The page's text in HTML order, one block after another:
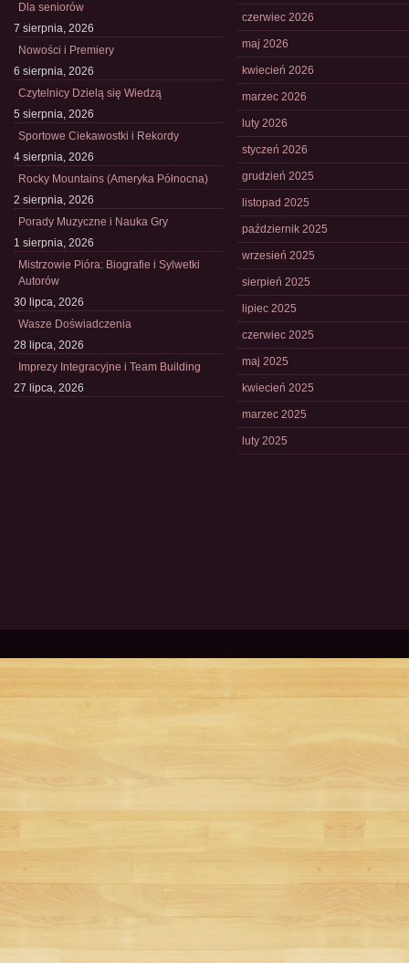
Dla seniorów
7 sierpnia, 2026
Nowości i Premiery
6 sierpnia, 2026
Czytelnicy Dzielą się Wiedzą
5 sierpnia, 2026
Sportowe Ciekawostki i Rekordy
4 sierpnia, 2026
Rocky Mountains (Ameryka Północna)
2 sierpnia, 2026
Porady Muzyczne i Nauka Gry
1 sierpnia, 2026
Mistrzowie Pióra: Biografie i Sylwetki
Autorów
30 lipca, 2026
Wasze Doświadczenia
28 lipca, 2026
Imprezy Integracyjne i Team Building
27 lipca, 2026
czerwiec 2026
maj 2026
kwiecień 2026
marzec 2026
luty 2026
styczeń 2026
grudzień 2025
listopad 2025
październik 2025
wrzesień 2025
sierpień 2025
lipiec 2025
czerwiec 2025
maj 2025
kwiecień 2025
marzec 2025
luty 2025